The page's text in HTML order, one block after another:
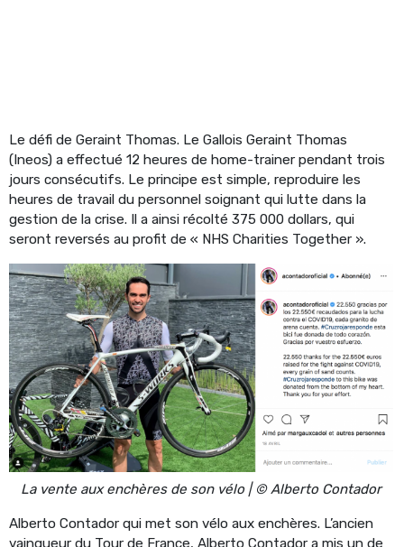
Le défi de Geraint Thomas. Le Gallois Geraint Thomas
(Ineos) a effectué 12 heures de home-trainer pendant trois
jours consécutifs. Le principe est simple, reproduire les
heures de travail du personnel soignant qui lutte dans la
gestion de la crise. Il a ainsi récolté 375 000 dollars, qui
seront reversés au profit de « NHS Charities Together ».
La vente aux enchères de son vélo | © Alberto Contador
Alberto Contador qui met son vélo aux enchères. L’ancien
vainqueur du Tour de France, Alberto Contador a mis un de